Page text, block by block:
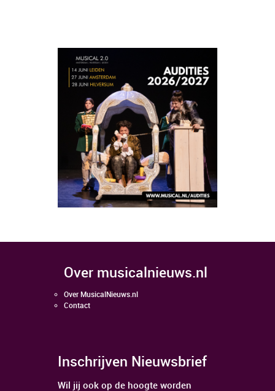
over musicalnieuws.nl
Over MusicalNieuws.nl
Contact
Inschrijven Nieuwsbrief
Wil jij ook op de hoogte worden